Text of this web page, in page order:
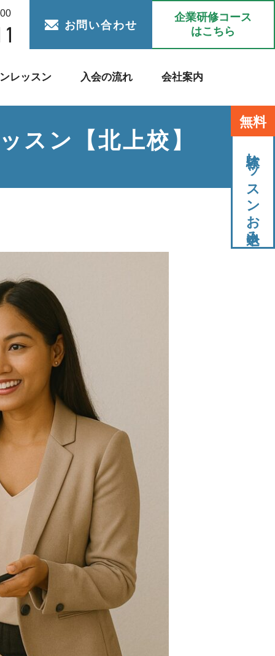
お問い合わせ
企業研修コース
はこちら
レッスン 入会の流れ 会社案内
無料
体験レッスンお申込み
スン【北上校】